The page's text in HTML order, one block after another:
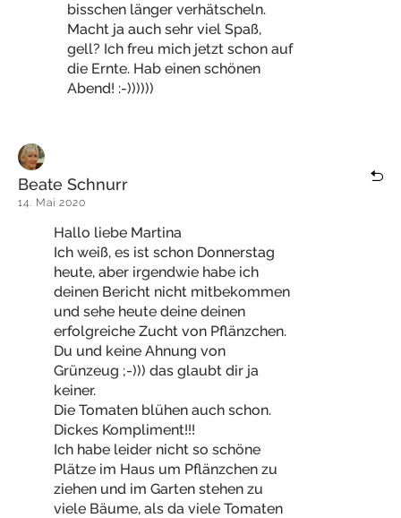
bisschen länger verhätscheln.
Macht ja auch sehr viel Spaß,
gell? Ich freu mich jetzt schon auf
die Ernte. Hab einen schönen
Abend! :-))))))
Beate Schnurr
14. Mai 2020
Hallo liebe Martina
Ich weiß, es ist schon Donnerstag
heute, aber irgendwie habe ich
deinen Bericht nicht mitbekommen
und sehe heute deine deinen
erfolgreiche Zucht von Pflänzchen.
Du und keine Ahnung von
Grünzeug ;-))) das glaubt dir ja
keiner.
Die Tomaten blühen auch schon.
Dickes Kompliment!!!
Ich habe leider nicht so schöne
Plätze im Haus um Pflänzchen zu
ziehen und im Garten stehen zu
viele Bäume, als da viele Tomaten